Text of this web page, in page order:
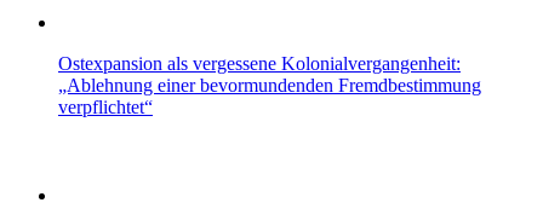
Ostexpansion als vergessene Kolonialvergangenheit:
„Ablehnung einer bevormundenden Fremdbestimmung
verpflichtet“